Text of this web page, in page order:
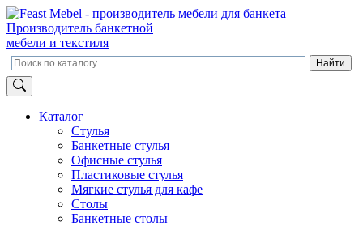
Производитель банкетной
мебели и текстиля
Каталог
Стулья
Банкетные стулья
Офисные стулья
Пластиковые стулья
Мягкие стулья для кафе
Столы
Банкетные столы